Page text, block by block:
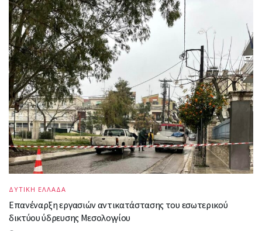
ΔΥΤΙΚΗ ΕΛΛΑΔΑ
Επανέναρξη εργασιών αντικατάστασης του εσωτερικού
δικτύου ύδρευσης Μεσολογγίου